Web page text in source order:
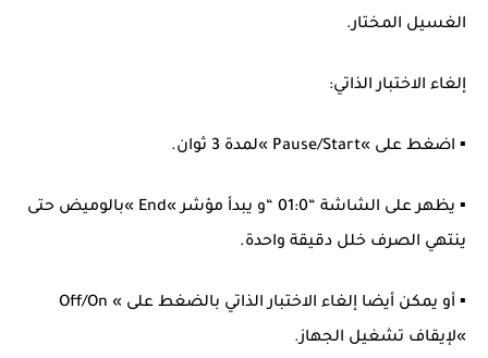
الغسيل المختار.
إلغاء الاختبار الذاتي:
▪ اضغط على »Pause/Start »لمدة 3 ثوان.
▪ يظهر على الشاشة “01:0 “و يبدأ مؤشر »End »بالوميض حتى
ينتهي الصرف خلل دقيقة واحدة.
▪ أو يمكن أيضا إلغاء الاختبار الذاتي بالضغط على » Off/On
»لإيقاف تشغيل الجهاز.